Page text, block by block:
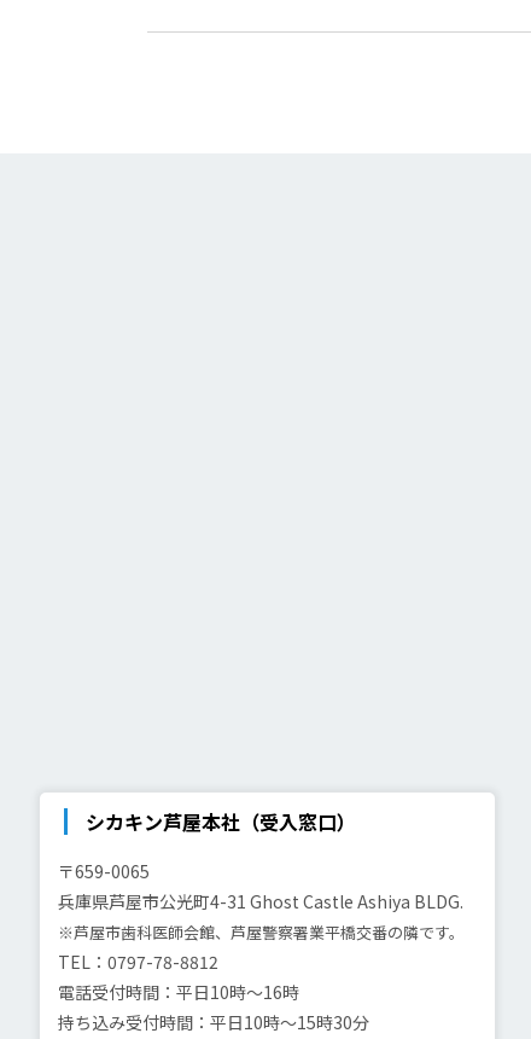
シカキン芦屋本社（受入窓口）
〒659-0065
兵庫県芦屋市公光町4-31Ghost Castle Ashiya BLDG.
※芦屋市歯科医師会館、芦屋警察署業平橋交番の隣です。
TEL：0797-78-8812
電話受付時間：平日10時～16時
持ち込み受付時間：平日10時～15時30分